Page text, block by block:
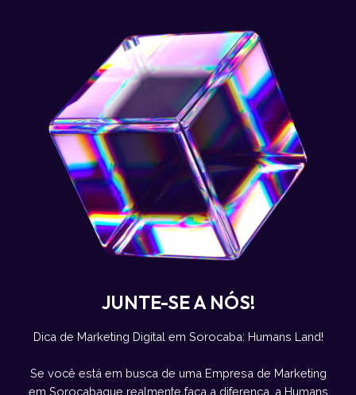
JUNTE-SE A NÓS!
Dica de Marketing Digital em Sorocaba: Humans Land!
Se você está em busca de uma Empresa de Marketing
em Sorocabaque realmente faça a diferença, a Humans